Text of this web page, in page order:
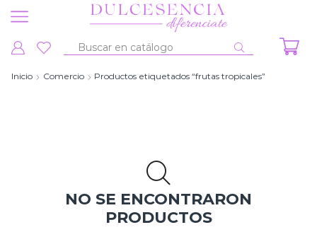
Entrada
búsqueda
Inicio Comercio Productos etiquetados “frutas tropicales”
NO SE ENCONTRARON
PRODUCTOS